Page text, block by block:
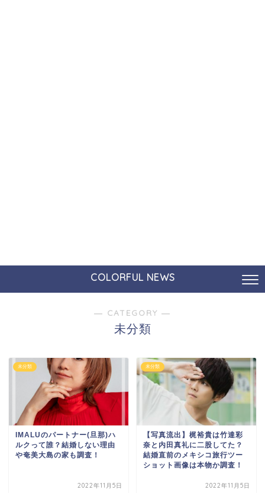
COLORFUL NEWS
― CATEGORY ―
未分類
未分類
IMALUのパートナー(旦那)ハ
ルクって誰？結婚しない理由
や奄美大島の家も調査！
2022年11月5日
未分類
【写真流出】梶裕貴は竹達彩
奈と内田真礼に二股してた？
結婚直前のメキシコ旅行ツー
ショット画像は本物か調査！
2022年11月5日